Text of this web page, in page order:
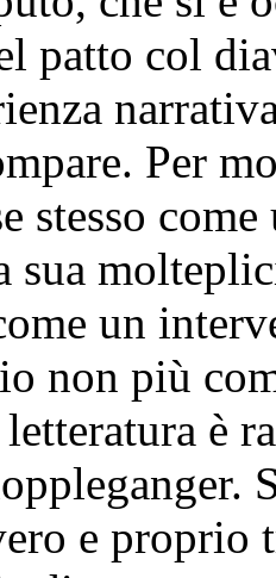
patto col
Per
stesso
sua
un
non più
è
e proprio